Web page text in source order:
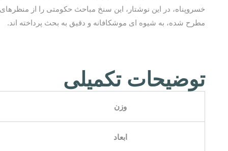
خسروپناه، در این نوشتار، این سنخ مباحث حکومتی را از
مطرح شده، به شیوه ای موشکافانه و دقیق به بحث پرداخته اند.
توضیحات تکمیلی
وزن
ابعاد